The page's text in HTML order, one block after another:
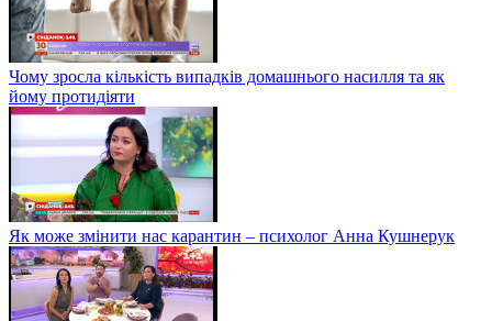
Емоції на роботі: як уникнути зриву, коли навколо колеги
Чому зросла кількість випадків домашнього насилля та як
йому протидіяти